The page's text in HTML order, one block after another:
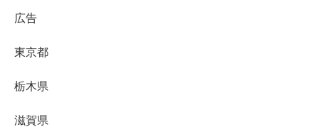
広告
東京都
栃木県
滋賀県